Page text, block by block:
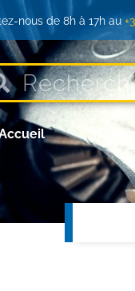
nous de 8h à 17h au
Nos